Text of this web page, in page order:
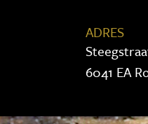
ADRES
6041 EA